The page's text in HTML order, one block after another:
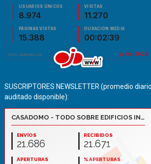
SUSCRIPTORES NEWSLETTER (promedio
auditado disponible):